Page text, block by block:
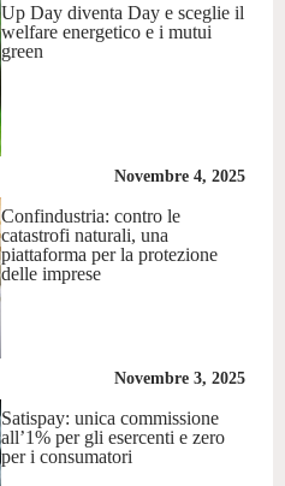
Up Day diventa Day e sceglie il
welfare energetico e i mutui
green
Novembre 4, 2025
Confindustria: contro le
catastrofi naturali, una
piattaforma per la protezione
delle imprese
Novembre 3, 2025
Satispay: unica commissione
all’1% per gli esercenti e zero
per i consumatori